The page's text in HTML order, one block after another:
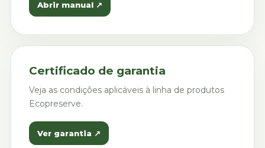
Abrir manual ↗
Certificado de garantia
Veja as condições aplicáveis à linha de produtos
Ecopreserve.
Ver garantia ↗